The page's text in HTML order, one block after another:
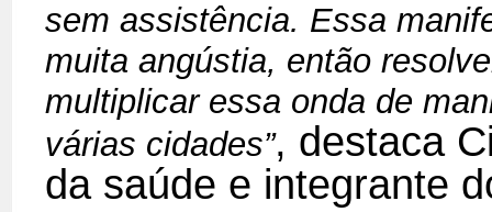
sem assistência. Essa
muita angústia, então
multiplicar essa onda de
várias cidades”, destaca
da saúde e integrante